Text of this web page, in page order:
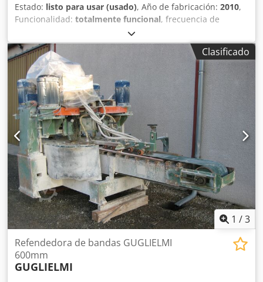
Estado: listo para usar (usado), Año de fabricación: 2010,
Funcionalidad: totalmente funcional, frecuencia de
, anchura de trabajo:
pieza (máx.):150 mm, Hola, estamos vendiendo una línea
de producción para el apiconado de placas de piedra con
un ancho máximo de 800 mm. El paquete también incluye
un eliminador de malla de refuerzo Donatoni para la parte
trasera de las placas. La línea sigue en funcionamiento y
puede probarse. Desmontaremos la máquina en enero de
2026. La carga en camión está incluida. Djdpfx Alsx Afp He
Nokr
Clasificado
1 /3
Refendedora de bandas GUGLIELMI
600mm
GUGLIELMI